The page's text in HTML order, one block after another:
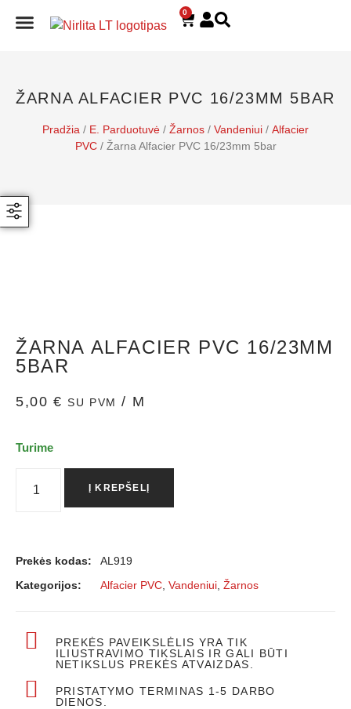
0
ŽARNA ALFACIER PVC 16/23MM 5BAR
Pradžia / E. Parduotuvė / Žarnos / Vandeniui / Alfacier
PVC/ Žarna Alfacier PVC 16/23mm 5bar
ŽARNA ALFACIER PVC 16/23MM
5BAR
5,00 € SU PVM / M
Turime
Į KREPŠELĮ
Prekės kodas:
AL919
Kategorijos:
Alfacier PVC Vandeniui Žarnos
PREKĖS PAVEIKSLĖLIS YRA TIK
ILIUSTRAVIMO TIKSLAIS IR GALI BŪTI
NETIKSLUS PREKĖS ATVAIZDAS.
PRISTATYMO TERMINAS 1-5 DARBO
DIENOS.